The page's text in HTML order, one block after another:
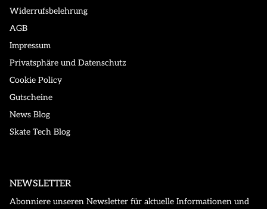
Widerrufsbelehrung
AGB
Impressum
Privatsphäre und Datenschutz
Cookie Policy
Gutscheine
News Blog
Skate Tech Blog
NEWSLETTER
Abonniere unseren Newsletter für aktuelle Informationen und